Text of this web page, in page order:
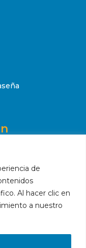
de
Al hacer clic en
a nuestro
41930, Bormujos